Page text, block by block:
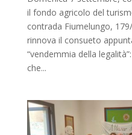
il fondo agricolo del
contrada Fiumelungo,
rinnova il consueto
“vendemmia della
che...